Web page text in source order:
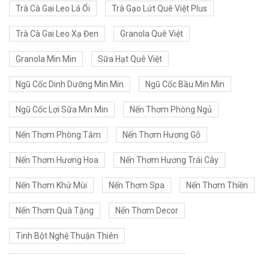
Trà Cà Gai Leo Lá Ổi Trà Gạo Lứt Quê Việt Plus
Trà Cà Gai Leo Xạ Đen Granola Quê Việt
Granola Min Min Sữa Hạt Quê Việt
Ngũ Cốc Dinh Dưỡng Min Min Ngũ Cốc Bầu Min Min
Ngũ Cốc Lợi Sữa Min Min Nến Thơm Phòng Ngủ
Nến Thơm Phòng Tắm Nến Thơm Hương Gỗ
Nến Thơm Hương Hoa Nến Thơm Hương Trái Cây
Nến Thơm Khử Mùi Nến Thơm Spa Nến Thơm Thiền
Nến Thơm Quà Tặng Nến Thơm Decor
Tinh Bột Nghệ Thuận Thiên